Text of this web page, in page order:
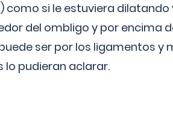
como si le estuviera
del ombligo y por encima
ser por los ligamentos y
lo pudieran aclarar.